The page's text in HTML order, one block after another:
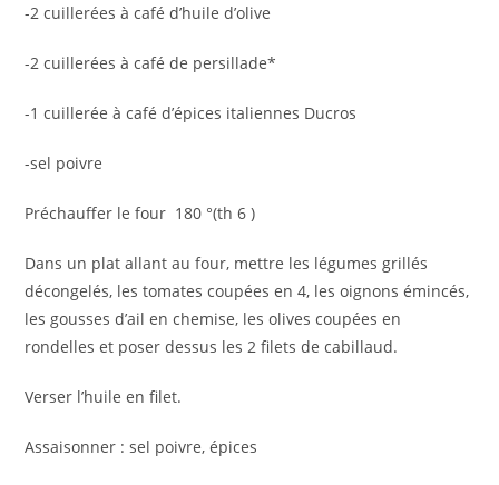
-2 cuillerées à café d’huile d’olive
-2 cuillerées à café de persillade*
-1 cuillerée à café d’épices italiennes Ducros
-sel poivre
Préchauffer le four 180 °(th 6 )
Dans un plat allant au four, mettre les légumes grillés
décongelés, les tomates coupées en 4, les oignons émincés,
les gousses d’ail en chemise, les olives coupées en
rondelles et poser dessus les 2 filets de cabillaud.
Verser l’huile en filet.
Assaisonner : sel poivre, épices